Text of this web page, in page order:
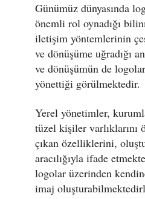
Günümüz dünyasında
önemli rol oynadığı
iletişim yöntemlerinin
ve dönüşüme uğradığı
ve dönüşümün de logolar
yönettiği görülmektedir.
Yerel yönetimler,
tüzel kişiler varlıklarını
çıkan özelliklerini,
aracılığıyla ifade
logolar üzerinden
imaj